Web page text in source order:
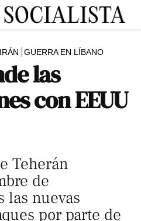
GUERRA EN LÍBANO
las
con EEUU
Teherán
de
las nuevas
por parte de